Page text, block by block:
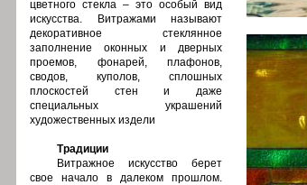
цветного стекла – это особый вид
искусства. Витражами называют
декоративное стеклянное
заполнение оконных и дверных
проемов, фонарей, плафонов,
сводов, куполов, сплошных
плоскостей стен и даже
специальных украшений
художественных издели
Традиции
Витражное искусство берет
свое начало в далеком прошлом.